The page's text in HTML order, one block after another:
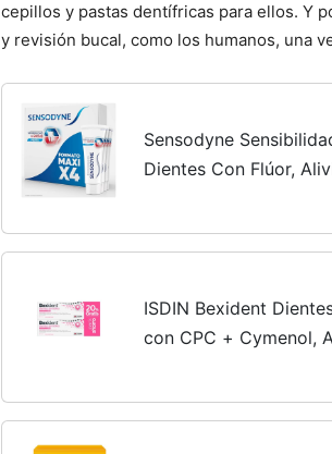
cepillos y pastas dentífricas para ellos. Y
y revisión bucal, como los humanos, una
Sensodyne
Dientes Con Flúor,
ISDIN Bexident
con CPC + Cymenol,